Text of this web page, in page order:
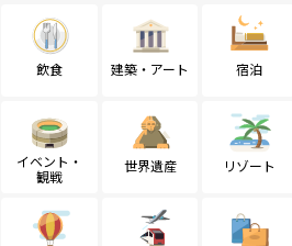
飲食 建築・アート 宿泊
イベント・
観戦
世界遺産 リゾート